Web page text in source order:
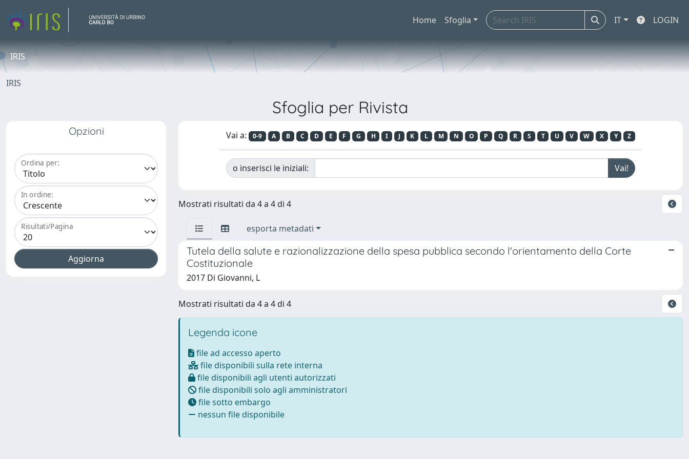
Home Sfoglia IT LOGIN
IRIS
IRIS
Sfoglia per Rivista
Opzioni
Ordina per:
In ordine:
Risultati/Pagina
Vai a: 0-9 A B C D E F G H I J K L M N O P Q R S T U V W X Y Z
o inserisci le iniziali:
Mostrati risultati da 4 a 4 di 4
esporta metadati
Tutela della salute e razionalizzazione della spesa pubblica secondo l'orientamento della Corte
Costituzionale
2017 Di Giovanni, L
Mostrati risultati da 4 a 4 di 4
Legenda icone
file ad accesso aperto
file disponibili sulla rete interna
file disponibili agli utenti autorizzati
file disponibili solo agli amministratori
file sotto embargo
nessun file disponibile